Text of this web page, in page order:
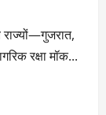
राज्यों—गुजरात,
रक्षा मॉक...